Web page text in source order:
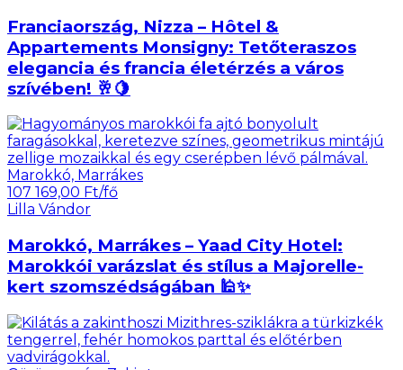
Franciaország, Nizza – Hôtel &
Appartements Monsigny: Tetőteraszos
elegancia és francia életérzés a város
szívében! 🥂🍋
Marokkó, Marrákes
107 169,00 Ft/fő
Lilla Vándor
Marokkó, Marrákes – Yaad City Hotel:
Marokkói varázslat és stílus a Majorelle-
kert szomszédságában 🕌✨